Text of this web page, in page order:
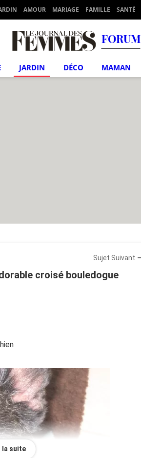
AMOUR MARIAGE FAMILLE SANTÉ
FORUM
JARDIN DÉCO MAMAN
Sujet Suivant
croisé bouledogue
la suite